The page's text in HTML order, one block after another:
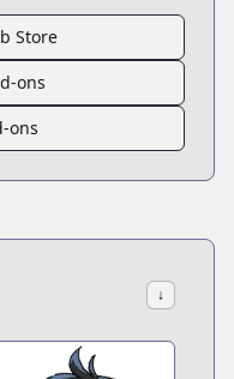
Store
ons
ons
↓